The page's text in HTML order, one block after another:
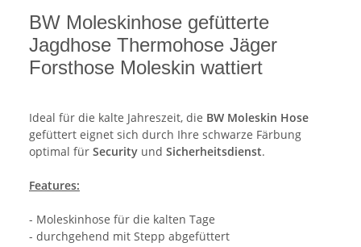
BW Moleskinhose gefütterte
Jagdhose Thermohose Jäger
Forsthose Moleskin wattiert
Ideal für die kalte Jahreszeit, die BW Moleskin Hose
gefüttert eignet sich durch Ihre schwarze Färbung
optimal für Security und Sicherheitsdienst.
Features:
- Moleskinhose für die kalten Tage
- durchgehend mit Stepp abgefüttert